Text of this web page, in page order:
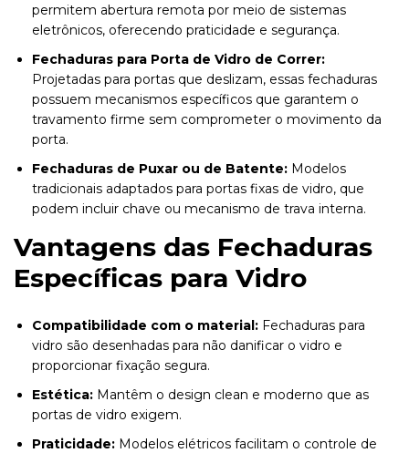
permitem abertura remota por meio de sistemas
eletrônicos, oferecendo praticidade e segurança.
Fechaduras para Porta de Vidro de Correr:
Projetadas para portas que deslizam, essas fechaduras
possuem mecanismos específicos que garantem o
travamento firme sem comprometer o movimento da
porta.
Fechaduras de Puxar ou de Batente: Modelos
tradicionais adaptados para portas fixas de vidro, que
podem incluir chave ou mecanismo de trava interna.
Vantagens das Fechaduras
Específicas para Vidro
Compatibilidade com o material: Fechaduras para
vidro são desenhadas para não danificar o vidro e
proporcionar fixação segura.
Estética: Mantêm o design clean e moderno que as
portas de vidro exigem.
Praticidade: Modelos elétricos facilitam o controle de